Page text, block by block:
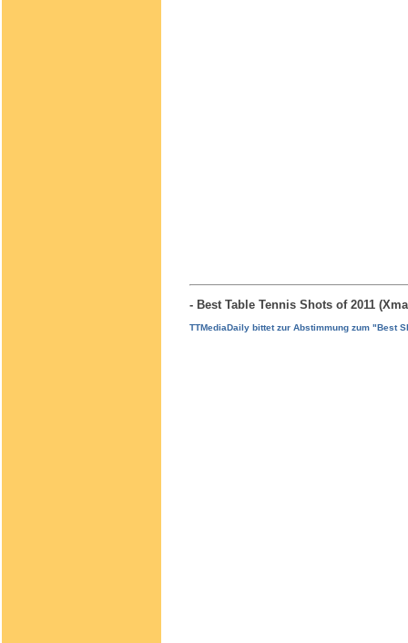
- Best Table Tennis Shots of 2011
TTMediaDaily bittet zur Abstimmung zum "Best